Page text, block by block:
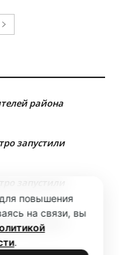
района
запустили
запустили
запустили
повышения
на связи, вы
.